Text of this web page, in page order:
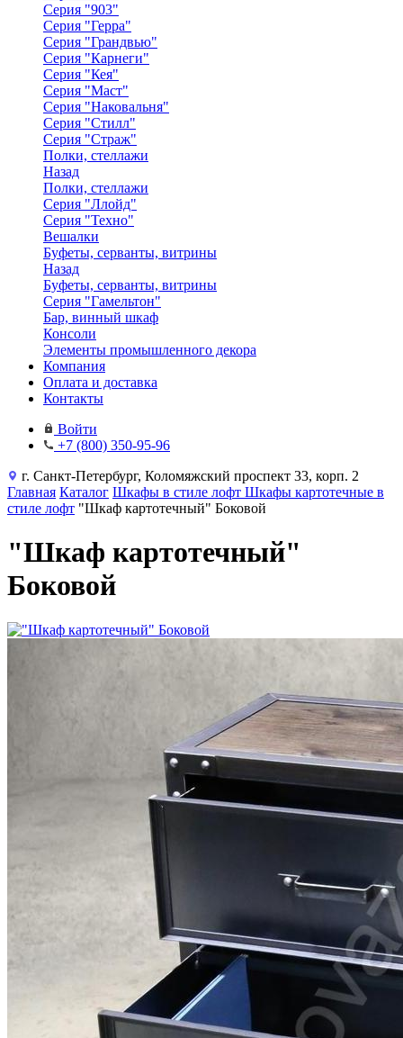
Серия "903"
Серия "Герра"
Серия "Грандвью"
Серия "Карнеги"
Серия "Кея"
Серия "Маст"
Серия "Наковальня"
Серия "Стилл"
Серия "Страж"
Полки, стеллажи
Назад
Полки, стеллажи
Серия "Ллойд"
Серия "Техно"
Вешалки
Буфеты, серванты, витрины
Назад
Буфеты, серванты, витрины
Серия "Гамельтон"
Бар, винный шкаф
Консоли
Элементы промышленного декора
Компания
Оплата и доставка
Контакты
Войти
+7 (800) 350-95-96
г. Санкт-Петербург, Коломяжский проспект 33, корп. 2
Главная Каталог Шкафы в стиле лофт Шкафы картотечные в
стиле лофт "Шкаф картотечный" Боковой
"Шкаф картотечный"
Боковой